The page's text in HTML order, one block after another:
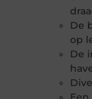
De
op
De